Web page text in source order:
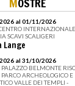
al 01/11/2026
SCAVI SCALIGERI
Lange
al 31/10/2026
PALAZZO BELMONTE
ARCHEOLOGICO E
VALLE DEI TEMPLI -